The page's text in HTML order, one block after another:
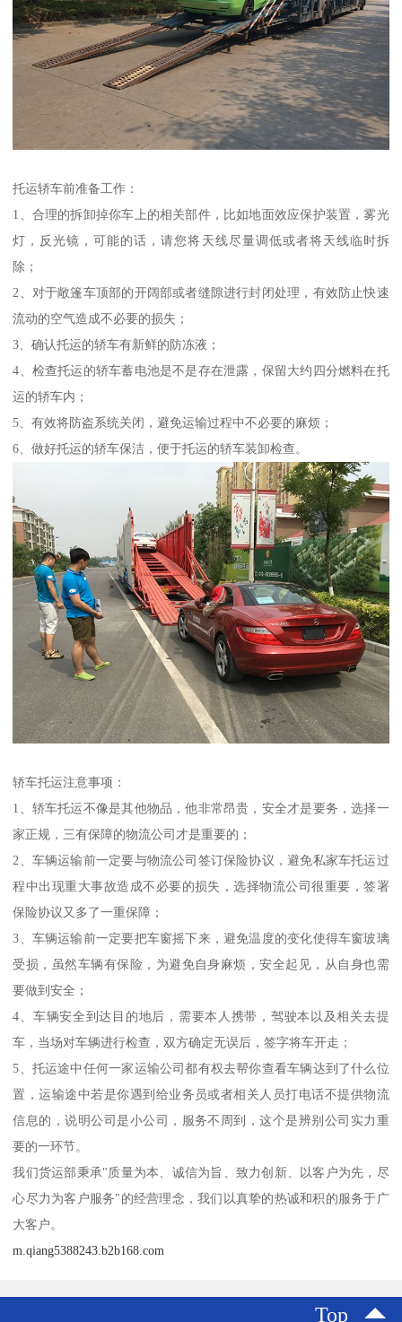
托运轿车前准备工作：
1、合理的拆卸掉你车上的相关部件，比如地面效应保护装置，雾光
灯，反光镜，可能的话，请您将天线尽量调低或者将天线临时拆
除；
2、对于敞篷车顶部的开阔部或者缝隙进行封闭处理，有效防止快速
流动的空气造成不必要的损失；
3、确认托运的轿车有新鲜的防冻液；
4、检查托运的轿车蓄电池是不是存在泄露，保留大约四分燃料在托
运的轿车内；
5、有效将防盗系统关闭，避免运输过程中不必要的麻烦；
6、做好托运的轿车保洁，便于托运的轿车装卸检查。
轿车托运注意事项：
1、轿车托运不像是其他物品，他非常昂贵，安全才是要务，选择一
家正规，三有保障的物流公司才是重要的；
2、车辆运输前一定要与物流公司签订保险协议，避免私家车托运过
程中出现重大事故造成不必要的损失，选择物流公司很重要，签署
保险协议又多了一重保障；
3、车辆运输前一定要把车窗摇下来，避免温度的变化使得车窗玻璃
受损，虽然车辆有保险，为避免自身麻烦，安全起见，从自身也需
要做到安全；
4、车辆安全到达目的地后，需要本人携带，驾驶本以及相关去提
车，当场对车辆进行检查，双方确定无误后，签字将车开走；
5、托运途中任何一家运输公司都有权去帮你查看车辆达到了什么位
置，运输途中若是你遇到给业务员或者相关人员打电话不提供物流
信息的，说明公司是小公司，服务不周到，这个是辨别公司实力重
要的一环节。
我们货运部秉承"质量为本、诚信为旨、致力创新、以客户为先，尽
心尽力为客户服务"的经营理念，我们以真挚的热诚和积的服务于广
大客户。
m.qiang5388243.b2b168.com
Top